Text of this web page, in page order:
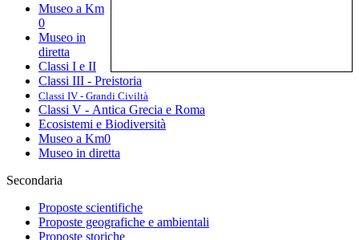
Museo a Km
0
Museo in
diretta
Classi I e II
Classi III - Preistoria
Classi IV - Grandi Civiltà
Classi V - Antica Grecia e Roma
Ecosistemi e Biodiversità
Museo a Km0
Museo in diretta
Secondaria
Proposte scientifiche
Proposte geografiche e ambientali
Proposte storiche